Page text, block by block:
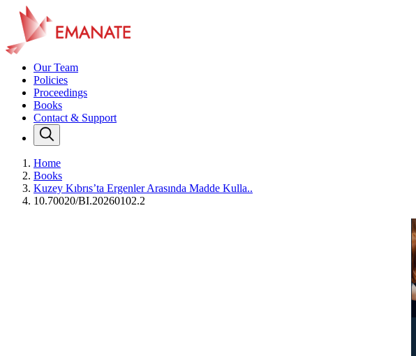
Our Team
Policies
Proceedings
Books
Contact & Support
Home
Books
Kuzey Kıbrıs’ta Ergenler Arasında Madde Kulla..
10.70020/BI.20260102.2